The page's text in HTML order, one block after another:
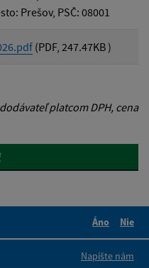
Prešov, PSČ: 08001
(PDF, 247.47KB )
platcom DPH, cena
Áno
Nie
Napíšte nám